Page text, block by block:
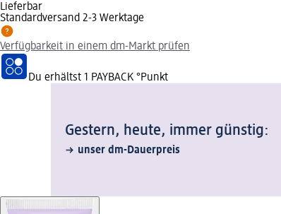
Lieferbar
Standardversand 2-3 Werktage
Verfügbarkeit in einem dm-Markt prüfen
Du erhältst 1 PAYBACK °Punkt
Gestern, heute, immer günstig:
unser dm-Dauerpreis